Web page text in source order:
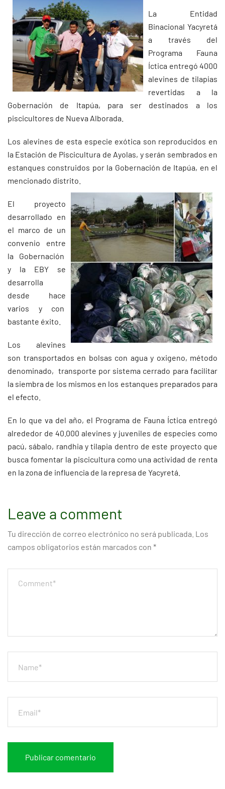
La Entidad
Binacional Yacyretá
a través del
Programa Fauna
Íctica entregó 4000
alevines de tilapias
revertidas a la
Gobernación de Itapúa, para ser destinados a los
piscicultores de Nueva Alborada.
Los alevines de esta especie exótica son reproducidos en
la Estación de Piscicultura de Ayolas, y serán sembrados en
estanques construidos por la Gobernación de Itapúa, en el
mencionado distrito.
El proyecto
desarrollado en
el marco de un
convenio entre
la Gobernación
y la EBY se
desarrolla
desde hace
varios y con
bastante éxito.
Los alevines
son transportados en bolsas con agua y oxigeno, método
denominado, transporte por sistema cerrado para facilitar
la siembra de los mismos en los estanques preparados para
el efecto.
En lo que va del año, el Programa de Fauna Íctica entregó
alrededor de 40.000 alevines y juveniles de especies como
pacú, sábalo, randhia y tilapia dentro de este proyecto que
busca fomentar la piscicultura como una actividad de renta
en la zona de influencia de la represa de Yacyretá.
Leave a comment
Tu dirección de correo electrónico no será publicada. Los
campos obligatorios están marcados con *